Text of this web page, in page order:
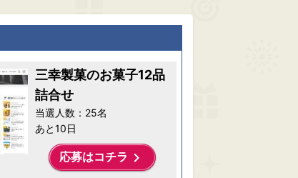
三幸製菓のお菓子12品
詰合せ
当選人数：25名
あと10日
応募はコチラ keyboard_arrow_right